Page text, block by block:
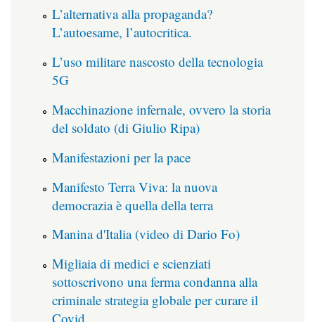
L’alternativa alla propaganda?
L’autoesame, l’autocritica.
L’uso militare nascosto della tecnologia
5G
Macchinazione infernale, ovvero la storia
del soldato (di Giulio Ripa)
Manifestazioni per la pace
Manifesto Terra Viva: la nuova
democrazia è quella della terra
Manina d'Italia (video di Dario Fo)
Migliaia di medici e scienziati
sottoscrivono una ferma condanna alla
criminale strategia globale per curare il
Covid